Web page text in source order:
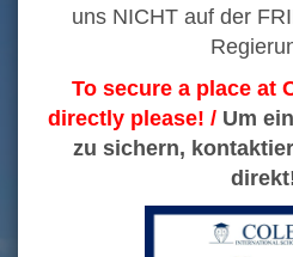
ABOUT THE SCHOOLS
ADMISSIONS
uns NICHT auf der
To secure a place at
directly please! / Um
zu sichern,